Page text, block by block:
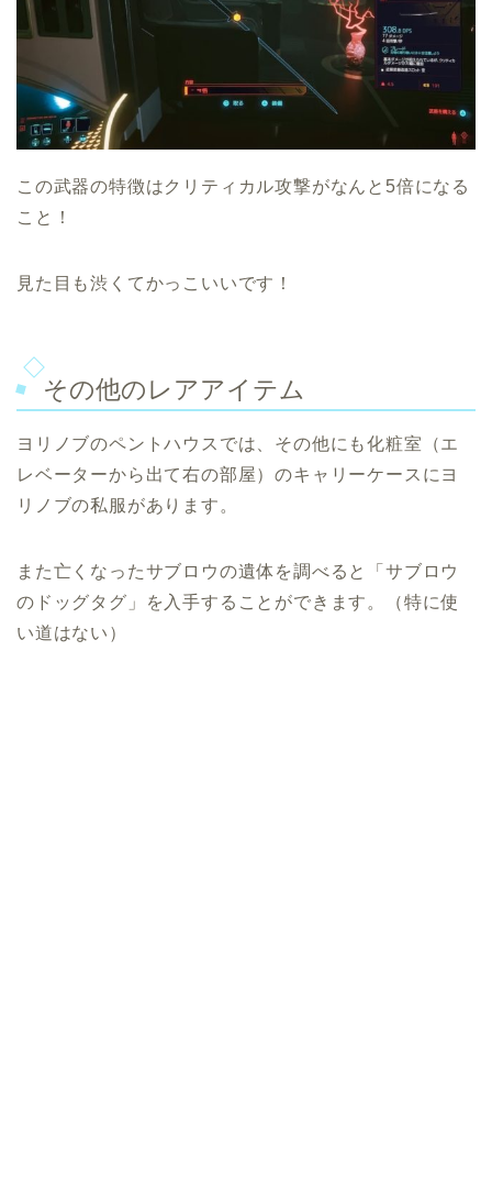
この武器の特徴はクリティカル攻撃がなんと5倍になる
こと！
見た目も渋くてかっこいいです！
その他のレアアイテム
ヨリノブのペントハウスでは、その他にも化粧室（エ
レベーターから出て右の部屋）のキャリーケースにヨ
リノブの私服があります。
また亡くなったサブロウの遺体を調べると「サブロウ
のドッグタグ」を入手することができます。（特に使
い道はない）